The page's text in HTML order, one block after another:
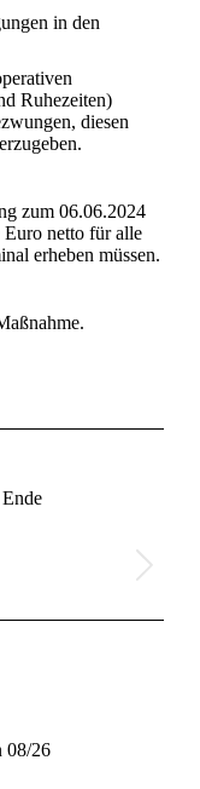
in den
Ruhezeiten)
diesen
zum 06.06.2024
Euro netto für alle
erheben müssen.
08/26